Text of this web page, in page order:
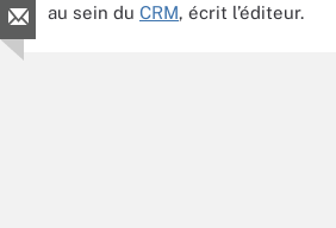
au sein du CRM, écrit l’éditeur.